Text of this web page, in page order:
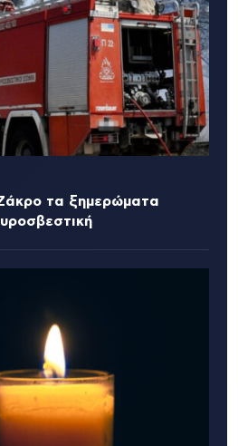
τα ξημερώματα